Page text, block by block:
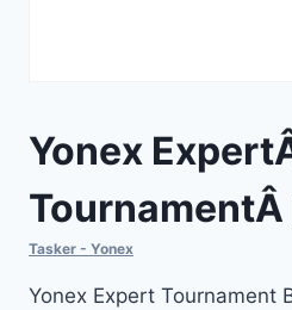
Yonex
TournamentÂ
Tasker - Yonex
Yonex Expert Tournament